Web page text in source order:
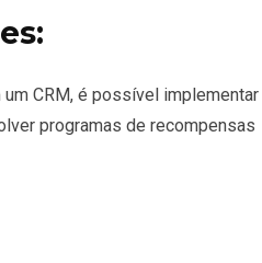
CRM, é possível implementar
programas de recompensas